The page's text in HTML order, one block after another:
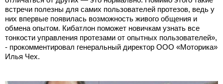
встречи полезны для самих пользователей протезов, ведь у
них впервые появилась возможность живого общения и
обмена опытом. Кибатлон поможет новичкам узнать все
тонкости управления протезами от опытных пользователей»,
- прокомментировал генеральный директор ООО «Моторика»
Илья Чех.